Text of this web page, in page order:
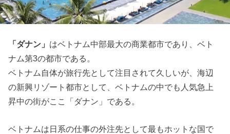
「ダナン」 はベトナム中部最大の商業都市であり、ベト
ナム第3の都市である。
ベトナム自体が旅行先として注目されて久しいが、海辺
の新興リゾート都市として、ベトナムの中でも人気急上
昇中の街がここ「ダナン」である。
ベトナムは日系の仕事の外注先として最もホットな国で